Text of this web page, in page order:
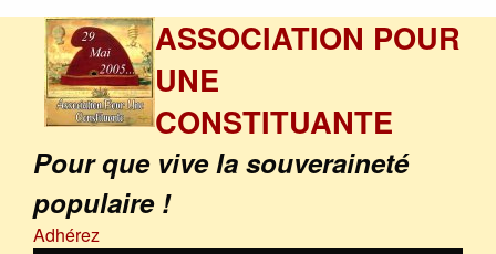
ASSOCIATION POUR
UNE
CONSTITUANTE
Pour que vive la souveraineté
populaire !
Adhérez